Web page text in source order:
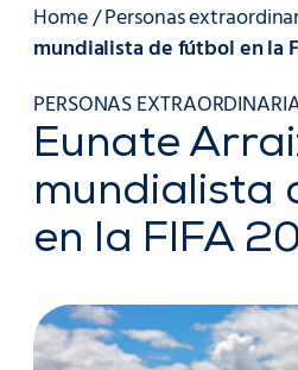
Home/Personas
mundialista de fútbol en la
PERSONAS
Eunate
mundialista
en la FIFA